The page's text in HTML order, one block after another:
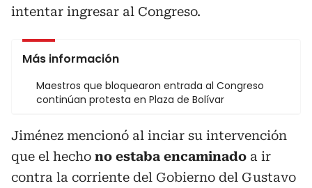
intentar ingresar al Congreso.
Más información
Maestros que bloquearon entrada al Congreso
continúan protesta en Plaza de Bolívar
Jiménez mencionó al inciar su intervención
que el hecho no estaba encaminado a ir
contra la corriente del Gobierno del Gustavo